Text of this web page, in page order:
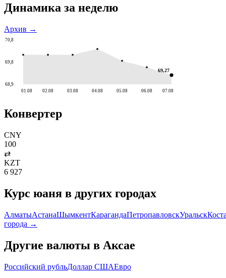
Динамика за неделю
Архив →
70,8
69,8
68,9
69,27
01.08 02.08 03.08 04.08 05.08 06.08 07.08
Конвертер
CNY
100
⇄
KZT
6 927
Курс юаня в других городах
АлматыАстанаШымкентКарагандаПетропавловскУральск
города →
Другие валюты в Аксае
Российский рубльДоллар СШАЕвро